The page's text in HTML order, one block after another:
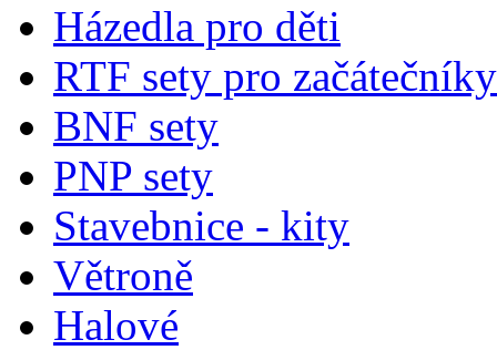
Házedla pro děti
RTF sety pro začátečníky
BNF sety
PNP sety
Stavebnice - kity
Větroně
Halové